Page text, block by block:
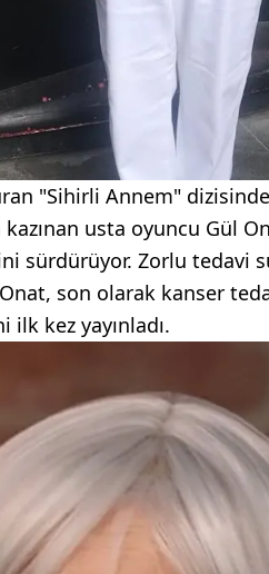
"Sihirli Annem" dizisinde
usta oyuncu Gül
sürdürüyor. Zorlu tedavi
son olarak kanser
ilk kez yayınladı.